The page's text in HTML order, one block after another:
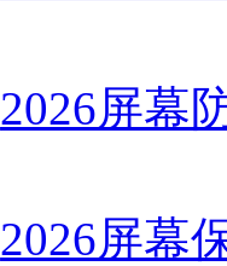
2026屏幕
2026屏幕